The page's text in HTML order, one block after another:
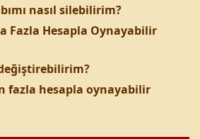
nasıl silebilirim?
Fazla Hesapla Oynayabilir
değiştirebilirim?
fazla hesapla oynayabilir